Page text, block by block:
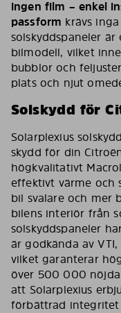
ingen film – enkel
passform krävs
solskyddspaneler
bilmodell, vilket
bubblor och
plats och njut
Solskydd för
Solarplexius
skydd för din
högkvalitativt
effektivt värme och
bil svalare och mer
bilens interiör från
solskyddspaneler
är godkända av VTI,
vilket garanterar
över 500 000
att Solarplexius
förbättrad